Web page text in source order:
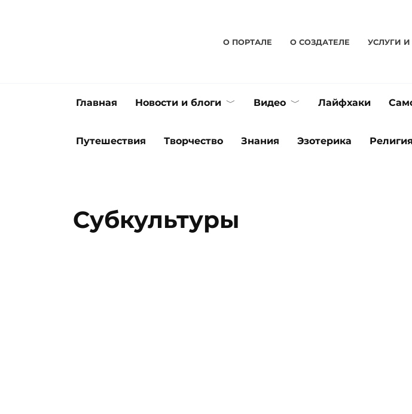
О ПОРТАЛЕ О CОЗДАТЕЛЕ УСЛУГИ
Главная Новости и блоги Видео Лайфхаки
Путешествия Творчество Знания Эзотерика Религия
Субкультуры